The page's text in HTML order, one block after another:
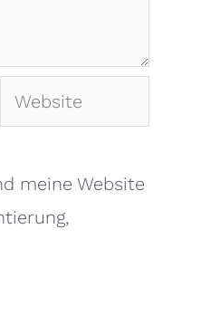
Website
meine Website